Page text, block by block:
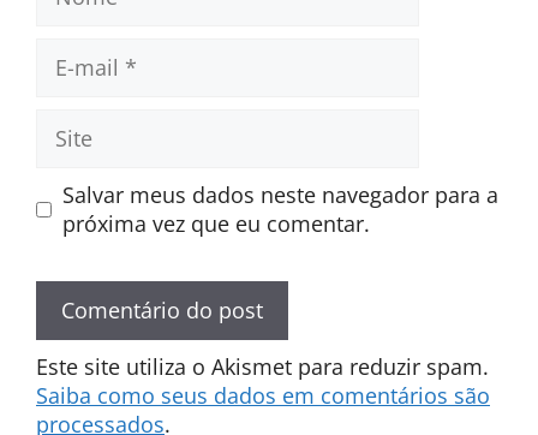
mail
Site
Salvar meus dados neste navegador para a
próxima vez que eu comentar.
Este site utiliza o Akismet para reduzir spam.
Saiba como seus dados em comentários são
processados.